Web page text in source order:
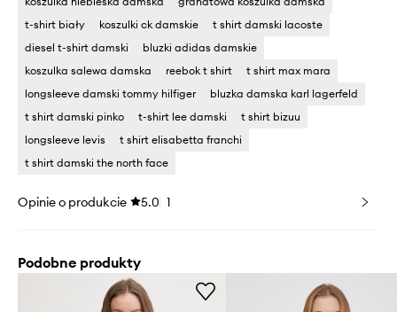
t-shirt biały
koszulki ck damskie
t shirt damski lacoste
diesel t-shirt damski
bluzki adidas damskie
koszulka salewa damska
reebok t shirt
t shirt max mara
longsleeve damski tommy hilfiger
bluzka damska karl lagerfeld
t shirt damski pinko
t-shirt lee damski
t shirt bizuu
longsleeve levis
t shirt elisabetta franchi
t shirt damski the north face
Opinie o produkcie 5.0 1
Podobne produkty